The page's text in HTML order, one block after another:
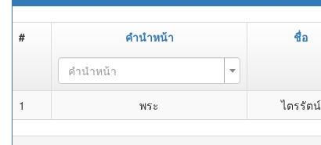
# คำนำหน้า ชื่อ
คำนำหน้า
1 พระ ไตรรัตน์